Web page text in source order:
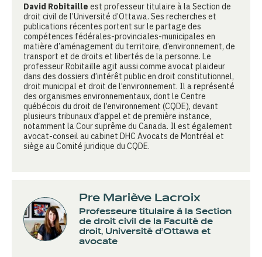
David Robitaille est professeur titulaire à la Section de
droit civil de l’Université d’Ottawa. Ses recherches et
publications récentes portent sur le partage des
compétences fédérales-provinciales-municipales en
matière d’aménagement du territoire, d’environnement, de
transport et de droits et libertés de la personne. Le
professeur Robitaille agit aussi comme avocat plaideur
dans des dossiers d’intérêt public en droit constitutionnel,
droit municipal et droit de l’environnement. Il a représenté
des organismes environnementaux, dont le Centre
québécois du droit de l’environnement (CQDE), devant
plusieurs tribunaux d’appel et de première instance,
notamment la Cour suprême du Canada. Il est également
avocat-conseil au cabinet DHC Avocats de Montréal et
siège au Comité juridique du CQDE.
Pre Mariève Lacroix
Professeure titulaire à la Section
de droit civil de la Faculté de
droit, Université d’Ottawa et
avocate